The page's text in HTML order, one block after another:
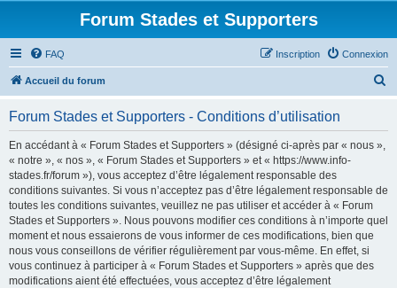
Forum Stades et Supporters
FAQ Connexion
Inscription
Accueil du forum
Forum Stades et Supporters - Conditions d’utilisation
En accédant à « Forum Stades et Supporters » (désigné ci-après par « nous »,
« notre », « nos », « Forum Stades et Supporters » et « https://www.info-
stades.fr/forum »), vous acceptez d’être légalement responsable des
conditions suivantes. Si vous n’acceptez pas d’être légalement responsable de
toutes les conditions suivantes, veuillez ne pas utiliser et accéder à « Forum
Stades et Supporters ». Nous pouvons modifier ces conditions à n’importe quel
moment et nous essaierons de vous informer de ces modifications, bien que
nous vous conseillons de vérifier régulièrement par vous-même. En effet, si
vous continuez à participer à « Forum Stades et Supporters » après que des
modifications aient été effectuées, vous acceptez d’être légalement